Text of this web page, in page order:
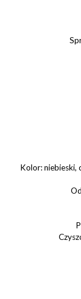
Kolor: niebieski,